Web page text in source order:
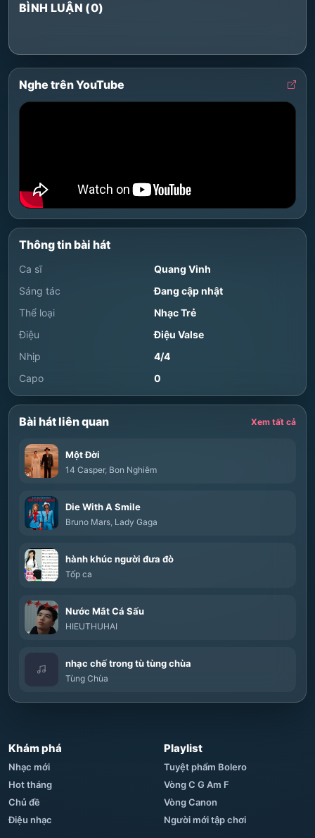
BÌNH LUẬN (0)
Nghe trên YouTube
Thông tin bài hát
Ca sĩ
Quang Vinh
Sáng tác
Đang cập nhật
Thể loại
Nhạc Trẻ
Điệu
Điệu Valse
Nhịp
4/4
Capo
0
Bài hát liên quan Xem tất cả
Một Đời
14 Casper, Bon Nghiêm
Die With A Smile
Bruno Mars, Lady Gaga
hành khúc người đưa đò
Tốp ca
Nước Mắt Cá Sấu
HIEUTHUHAI
nhạc chế trong tù tùng chùa
Tùng Chùa
Khám phá
Nhạc mới
Hot tháng
Chủ đề
Điệu nhạc
Playlist
Tuyệt phẩm Bolero
Vòng C G Am F
Vòng Canon
Người mới tập chơi